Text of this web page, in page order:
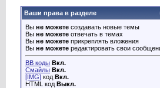
Ваши права в разделе
Вы не можете создавать новые темы
Вы не можете отвечать в темах
Вы не можете прикреплять вложения
Вы не можете редактировать свои
BB коды Вкл.
Смайлы Вкл.
[IMG] код Вкл.
HTML код Выкл.